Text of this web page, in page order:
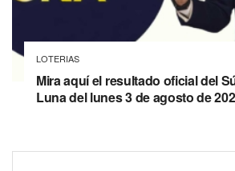
LOTERIAS
Mira aquí el resultado oficial del
Luna del lunes 3 de agosto de